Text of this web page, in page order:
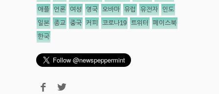
애플 언론 여성 영국 오바마 유럽 유전자 인도
일본 종교 중국 커피 코로나19 트위터 페이스북
한국